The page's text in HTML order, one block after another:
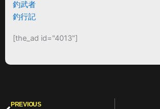
釣武者
釣行記
[the_ad id="4013"]
Prev
PREVIOUS